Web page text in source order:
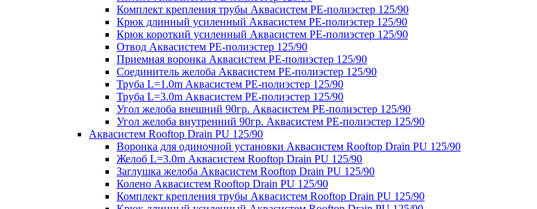
Комплект крепления трубы Аквасистем PE-полиэстер 125/90
Крюк длинный усиленный Аквасистем PE-полиэстер 125/90
Крюк короткий усиленный Аквасистем PE-полиэстер 125/90
Отвод Аквасистем РЕ-полиэстер 125/90
Приемная воронка Аквасистем PE-полиэстер 125/90
Соединитель желоба Аквасистем PE-полиэстер 125/90
Труба L=1.0m Аквасистем PE-полиэстер 125/90
Труба L=3.0m Аквасистем PE-полиэстер 125/90
Угол желоба внешний 90гр. Аквасистем PE-полиэстер 125/90
Угол желоба внутренний 90гр. Аквасистем PE-полиэстер 125/90
Аквасистем Rooftop Drain PU 125/90
Воронка для одиночной установки Аквасистем Rooftop Drain PU 125/90
Желоб L=3.0m Аквасистем Rooftop Drain PU 125/90
Заглушка желоба Аквасистем Rooftop Drain PU 125/90
Колено Аквасистем Rooftop Drain PU 125/90
Комплект крепления трубы Аквасистем Rooftop Drain PU 125/90